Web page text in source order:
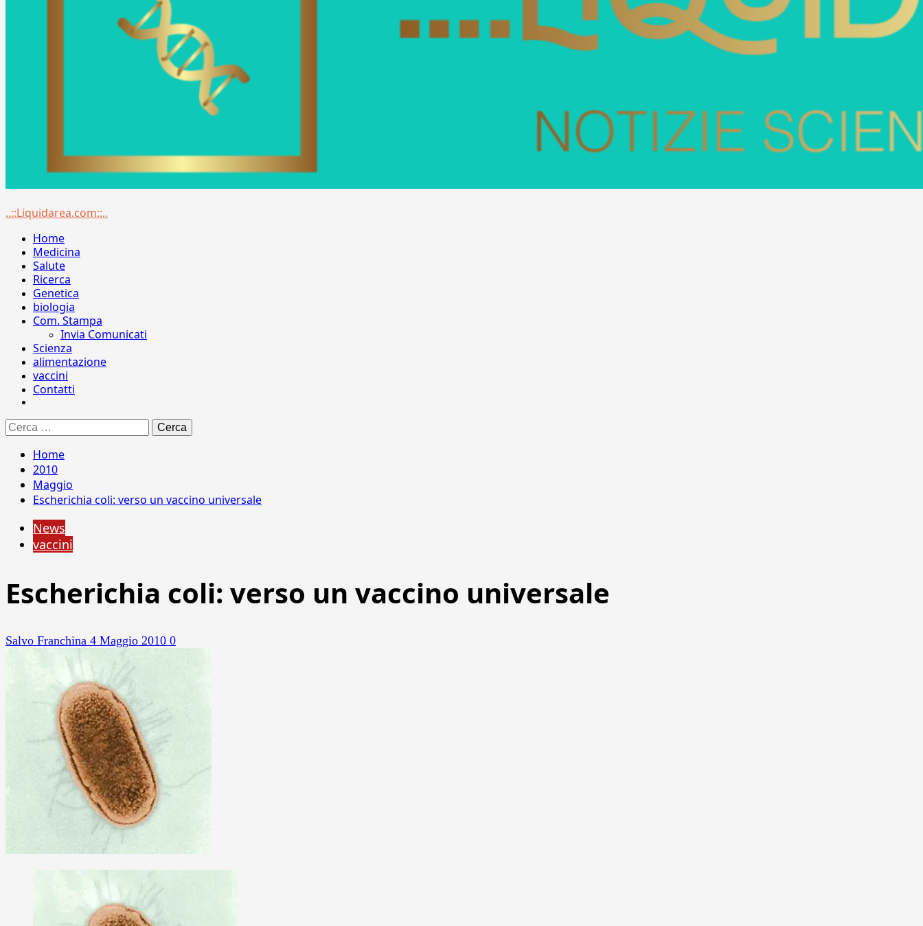
Menu
..::Liquidarea.com::..
Home
Medicina
Salute
Ricerca
Genetica
biologia
Com. Stampa
Invia Comunicati
Scienza
alimentazione
vaccini
Contatti
Ricerca
per:
Home
2010
Maggio
Escherichia coli: verso un vaccino universale
News
vaccini
Escherichia coli: verso un vaccino universale
Salvo Franchina 4 Maggio 2010 0